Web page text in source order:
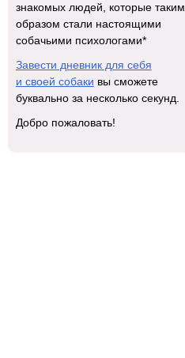
знакомых людей, которые таким
образом стали настоящими
собачьими психологами*
Завести дневник для себя
и своей собаки вы сможете
буквально за несколько секунд.
Добро пожаловать!